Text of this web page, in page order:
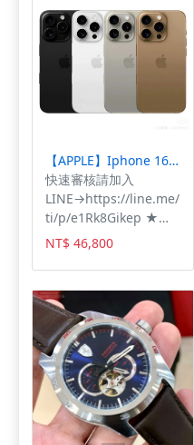
有全自動貓砂盆設計，
且不易一碰就碎，劣質
豆腐砂參雜松木屑，容
易崩解不易成團，豆腐
砂的好處還可以告別提
著超重貓屎追垃圾車的
擔心礦砂漫天飛塵的困
擾，照顧主子的呼吸道
健康。 豆腐砂優點：
1. 無粉塵 2. 可沖馬桶
3. 貓咪誤食無礙 4. 可生
砂 喜歡豆腐砂的拔拔、
麻麻們，可以購買體驗
組回去給貓主子試試
喔，好的貓砂經得起考
驗&測試。
型號或想客製需求， 可
先傳訊或來電詢問以便
幫您開啟個案賣場，謝
【APPLE】Iphone 16 PRO 512g(6.3吋)熊大行動通訊挑戰最低售價!!收購最高價!!
快速審核請加入
LINE→https://line.me/
ti/p/e1Rk8Gikep ★熊
大行動通訊台東店 台東
市復興路169號 營業時
間10:00-22:00 連絡電
話：089-360857 請於
營業時間撥打 下單後請
加入LINEID:415685 告
知我們^^加快我們處理
速度~
NT$ 46,800